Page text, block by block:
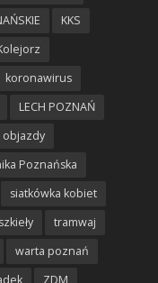
KKS
koronawirus
LECH POZNAŃ
objazdy
Poznańska
siatkówka kobiet
szkieły
tramwaj
warta poznań
ZDM